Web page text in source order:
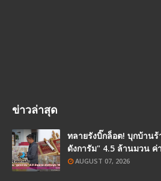
ข่าวล่าสุด
ทลายรังบิ๊กล็อต! บุกบ้านร้
ดังการัม" 4.5 ล้านมวน ค่
AUGUST 07, 2026